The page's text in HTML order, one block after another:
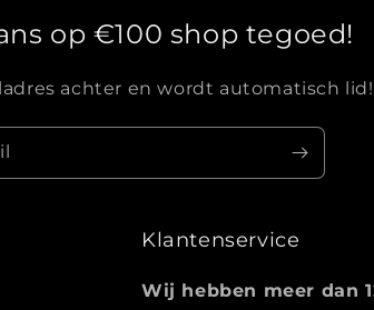
op €100 shop tegoed!
achter en wordt automatisch lid!
Klantenservice
Wij hebben meer dan